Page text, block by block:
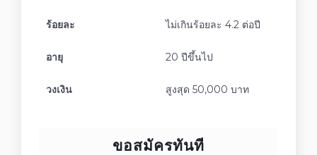
ร้อยละ ไม่เกินร้อยละ 4.2 ต่อปี
อายุ 20 ปีขึ้นไป
วงเงิน สูงสุด 50,000 บาท
ขอสมัครทันที